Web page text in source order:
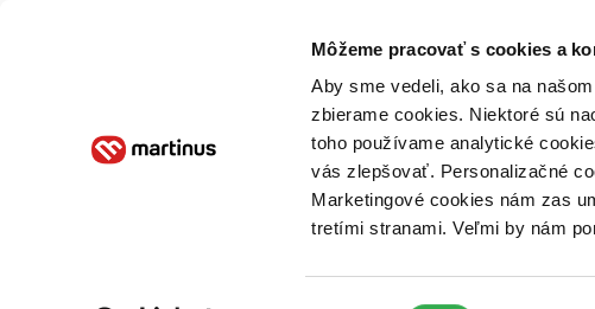
Môžeme pracovať s cookies a
Aby sme vedeli, ako sa na
zbierame cookies. Niektoré sú
toho používame analytické
vás zlepšovať. Personalizačné
Marketingové cookies nám zas
tretími stranami. Veľmi by nám
Poukážky Kontakt